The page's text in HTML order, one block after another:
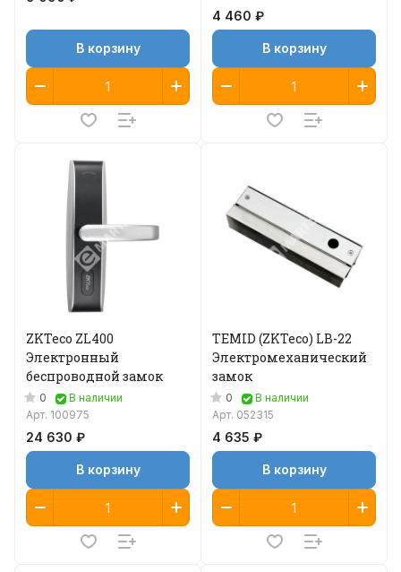
В корзину
4 460 ₽
В корзину
ZKTeco ZL400
Электронный
беспроводной замок
0
В наличии
Арт. 100975
24 630 ₽
В корзину
TEMID (ZKTeco) LB-22
Электромеханический
замок
0
В наличии
Арт. 052315
4 635 ₽
В корзину